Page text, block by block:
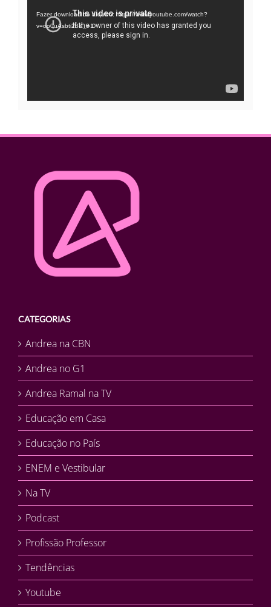
vídeo
Fazer download do arquivo: https://www.youtube.com/watch?
v=oo0uAsbti28&_=1
CATEGORIAS
Andrea na CBN
Andrea no G1
Andrea Ramal na TV
Educação em Casa
Educação no País
ENEM e Vestibular
Na TV
Podcast
Profissão Professor
Tendências
Youtube